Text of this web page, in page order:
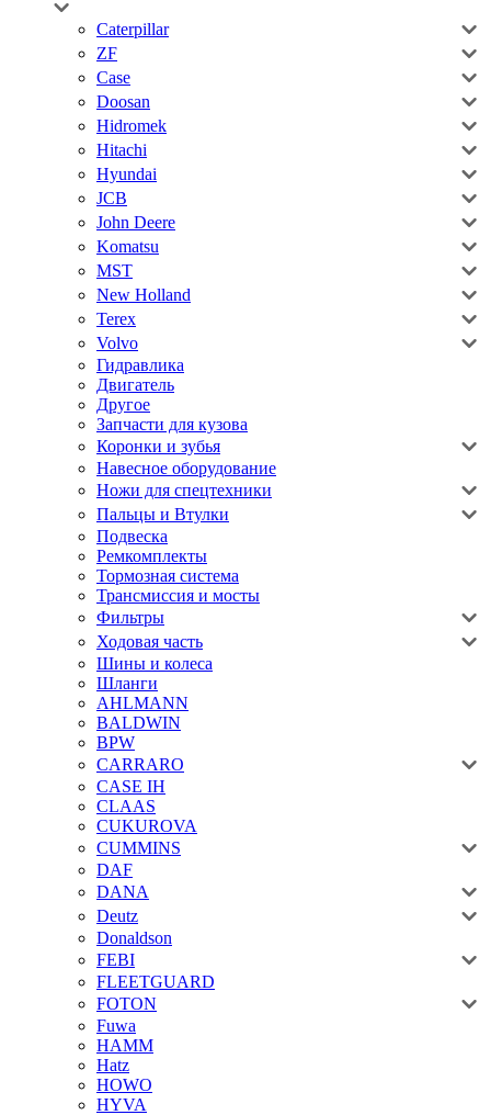
Caterpillar
ZF
Case
Doosan
Hidromek
Hitachi
Hyundai
JCB
John Deere
Komatsu
MST
New Holland
Terex
Volvo
Гидравлика
Двигатель
Другое
Запчасти для кузова
Коронки и зубья
Навесное оборудование
Ножи для спецтехники
Пальцы и Втулки
Подвеска
Ремкомплекты
Тормозная система
Трансмиссия и мосты
Фильтры
Ходовая часть
Шины и колеса
Шланги
AHLMANN
BALDWIN
BPW
CARRARO
CASE IH
CLAAS
CUKUROVA
CUMMINS
DAF
DANA
Deutz
Donaldson
FEBI
FLEETGUARD
FOTON
Fuwa
HAMM
Hatz
HOWO
HYVA